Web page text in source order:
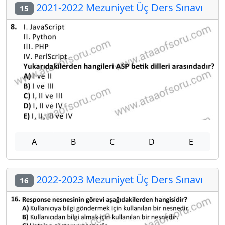
15 2021-2022 Mezuniyet Üç Ders Sınavı
A B C D E
16 2022-2023 Mezuniyet Üç Ders Sınavı